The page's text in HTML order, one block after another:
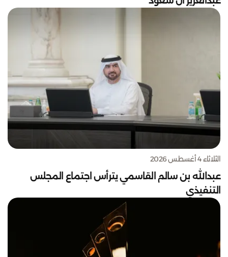
الثلاثاء 4 أغسطس 2026
عبدالله بن سالم القاسمي يترأس اجتماع المجلس
التنفيذي